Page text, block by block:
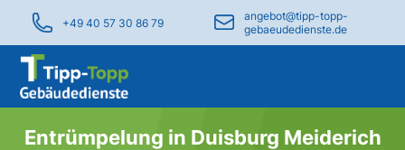
+49 40 57 30 86 79
angebot@tipp-topp-
gebaeudedienste.de
Entrümpelung in Duisburg Meiderich